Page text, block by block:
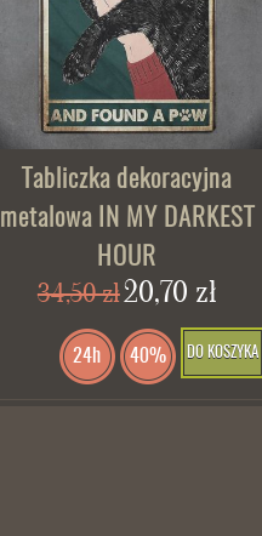
Tabliczka dekoracyjna
metalowa IN MY DARKEST
HOUR
34,50 zł20,70 zł
DO KOSZYKA
24h 40%